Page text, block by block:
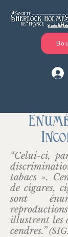
“Celui-ci,
tabacs ».
de cigares,
sont
illustrent les
cendres.”